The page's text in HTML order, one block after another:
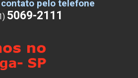
pelo telefone
5069-2111